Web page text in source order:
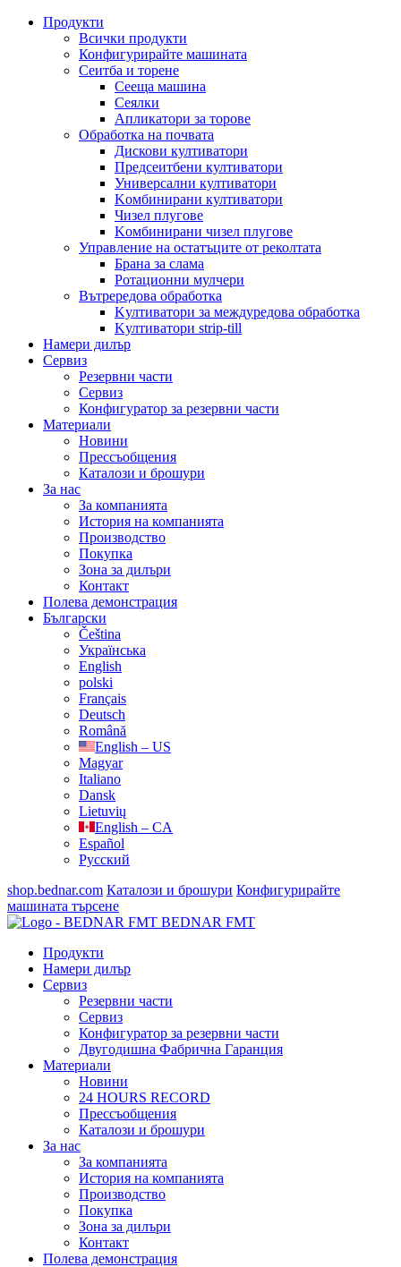
Продукти
Всички продукти
Конфигурирайте машината
Сеитба и торене
Cееща машина
Cеялки
Апликатори за торове
Обработка на почвата
Дискови култиватори
Предсеитбени култиватори
Универсални култиватори
Kомбинирани култиватори
Чизел плугове
Kомбинирани чизел плугове
Управление на остатъците от реколтата
Брана за слама
Pотационни мулчери
Вътрередова обработка
Kултиватори за междуредова обработка
Kултиватори strip-till
Намери дилър
Сервиз
Резервни части
Сервиз
Конфигуратор за резервни части
Материали
Новини
Прессъобщения
Каталози и брошури
За нас
За компанията
История на компанията
Производство
Покупка
Зона за дилъри
Контакт
Полева демонстрация
Български
Čeština
Українська
English
polski
Français
Deutsch
Română
English – US
Magyar
Italiano
Dansk
Lietuvių
English – CA
Español
Русский
shop.bednar.com Каталози и брошури Конфигурирайте
машината търсене
BEDNAR FMT
Продукти
Намери дилър
Сервиз
Резервни части
Сервиз
Конфигуратор за резервни части
Двугодишна Фабрична Гаранция
Материали
Новини
24 HOURS RECORD
Прессъобщения
Каталози и брошури
За нас
За компанията
История на компанията
Производство
Покупка
Зона за дилъри
Контакт
Полева демонстрация